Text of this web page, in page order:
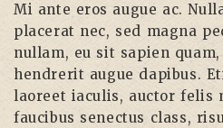
Mi ante eros augue ac.
placerat nec, sed magna
nullam, eu sit sapien
hendrerit augue dapibus.
laoreet iaculis, auctor felis
faucibus senectus class,